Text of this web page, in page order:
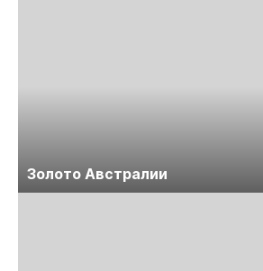
Золото Австралии